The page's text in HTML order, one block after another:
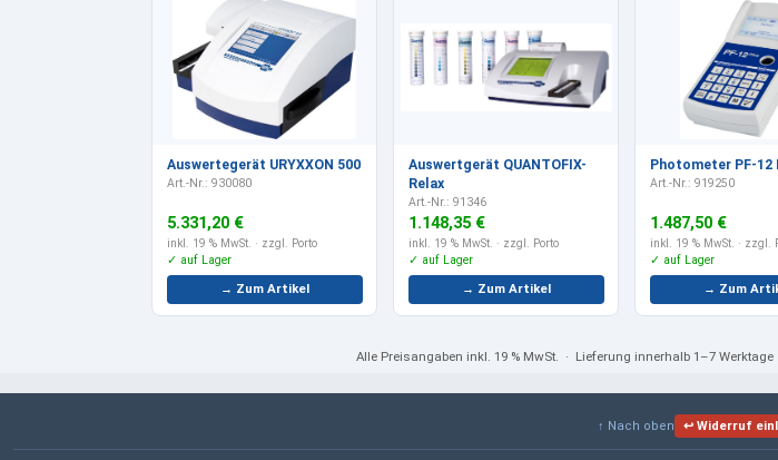
Auswertegerät URYXXON 500
Art.-Nr.: 930080
5.331,20 €
inkl. 19 % MwSt. · zzgl. Porto
✓ auf Lager
→ Zum Artikel
Auswertgerät QUANTOFIX-
Relax
Art.-Nr.: 91346
1.148,35 €
inkl. 19 % MwSt. · zzgl. Porto
✓ auf Lager
→ Zum Artikel
Photometer PF-12
Art.-Nr.: 919250
1.487,50 €
inkl. 19 % MwSt. · zzgl.
✓ auf Lager
→ Zum
Alle Preisangaben inkl. 19 % MwSt. · Lieferung innerhalb 1–7
↑ Nach oben ↩ Widerruf